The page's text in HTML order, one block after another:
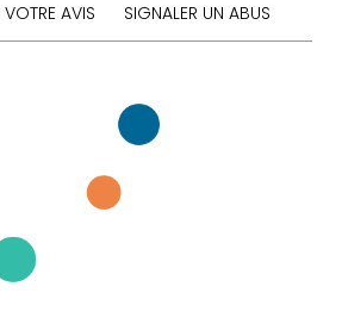
AVIS SIGNALER UN ABUS